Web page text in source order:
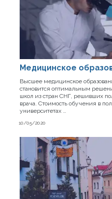
Медицинское
10/05/2020
Высшее медицинское
становится оптимальным
школ из стран СНГ, решивших
врача. Стоимость обучения в
университетах …